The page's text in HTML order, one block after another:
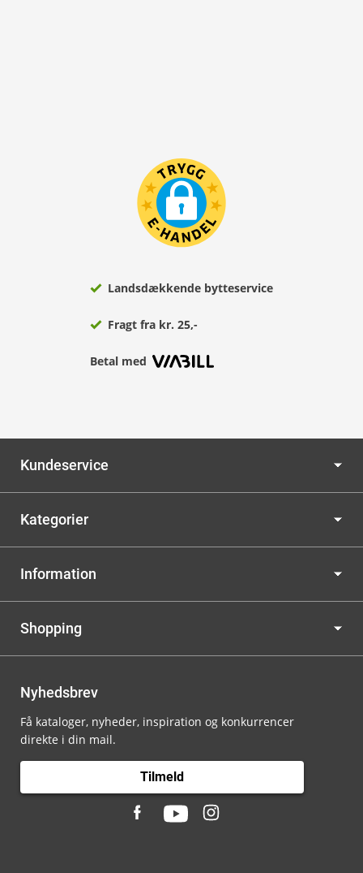
Landsdækkende bytteservice
Fragt fra kr. 25,-
Betal med
Kundeservice
Kategorier
Information
Shopping
Nyhedsbrev
Få kataloger, nyheder, inspiration og konkurrencer
direkte i din mail.
Tilmeld